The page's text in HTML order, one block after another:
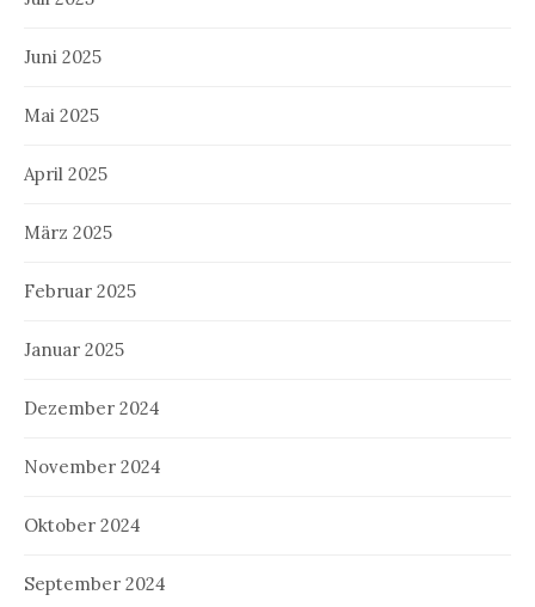
Juni 2025
Mai 2025
April 2025
März 2025
Februar 2025
Januar 2025
Dezember 2024
November 2024
Oktober 2024
September 2024